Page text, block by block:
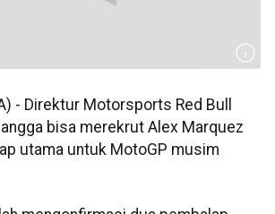
- Direktur Motorsports Red Bull
bisa merekrut Alex Marquez
utama untuk MotoGP musim